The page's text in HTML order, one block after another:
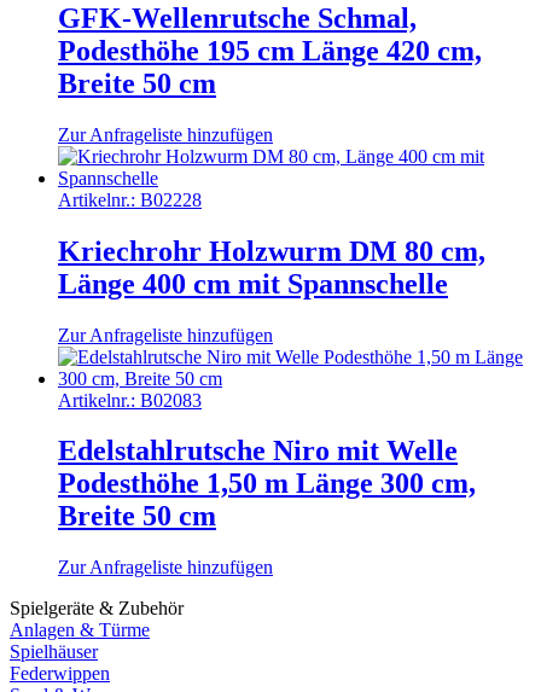
GFK-Wellenrutsche Schmal,
Podesthöhe 195 cm Länge 420 cm,
Breite 50 cm
Zur Anfrageliste hinzufügen
Artikelnr.: B02228
Kriechrohr Holzwurm DM 80 cm,
Länge 400 cm mit Spannschelle
Zur Anfrageliste hinzufügen
Artikelnr.: B02083
Edelstahlrutsche Niro mit Welle
Podesthöhe 1,50 m Länge 300 cm,
Breite 50 cm
Zur Anfrageliste hinzufügen
Spielgeräte & Zubehör
Anlagen & Türme
Spielhäuser
Federwippen